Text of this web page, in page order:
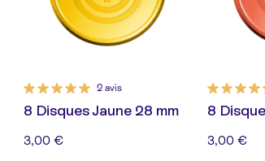
2 avis
8 Disques Jaune 28 mm
3,00 €
8
3,00 €